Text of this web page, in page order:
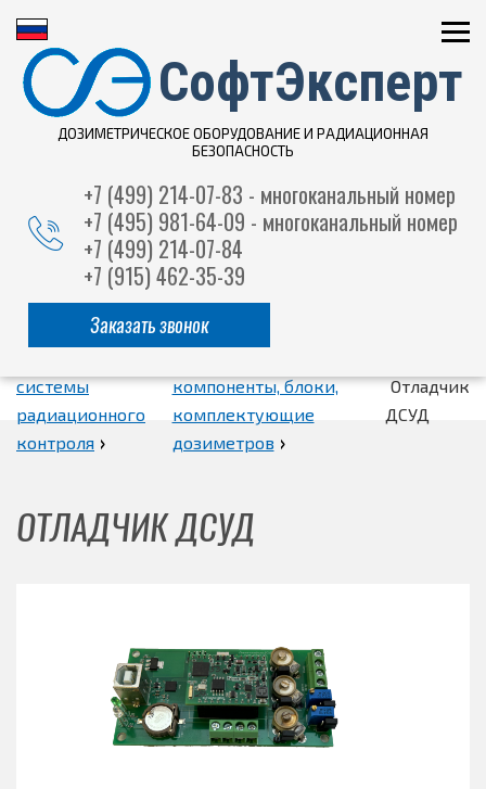
+7 (499) 214-07-83 - многоканальный номер
+7 (495) 981-64-09 - многоканальный номер
+7 (499) 214-07-84
+7 (915) 462-35-39
Заказать звонок
СофтЭксперт
ДОЗИМЕТРИЧЕСКОЕ ОБОРУДОВАНИЕ И РАДИАЦИОННАЯ
БЕЗОПАСНОСТЬ
системы
радиационного
контроля ›
компоненты, блоки,
комплектующие
дозиметров ›
Отладчик
ДСУД
ОТЛАДЧИК ДСУД